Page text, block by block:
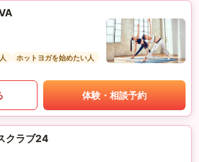
ホットヨガを始めたい人
体験・相談予約
クラブ24